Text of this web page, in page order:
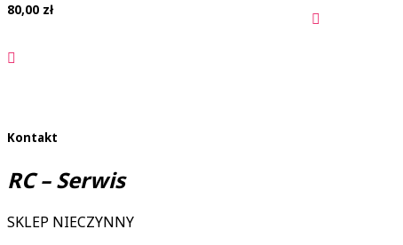
80,00 zł
Kontakt
RC – Serwis
SKLEP NIECZYNNY